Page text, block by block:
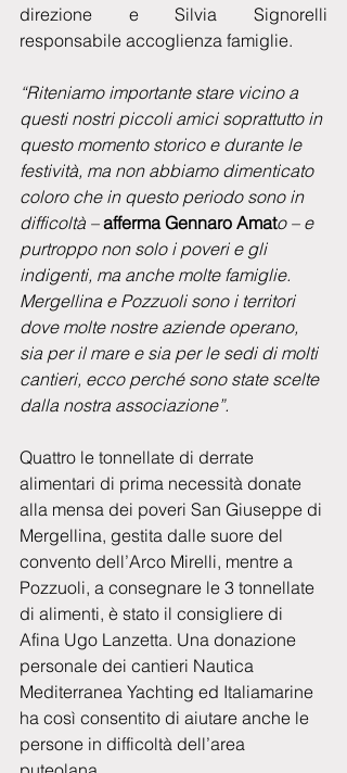
direzione e Silvia Signorelli
responsabile accoglienza famiglie.
“Riteniamo importante stare vicino a
questi nostri piccoli amici soprattutto in
questo momento storico e durante le
festività, ma non abbiamo dimenticato
coloro che in questo periodo sono in
difficoltà – afferma Gennaro Amato – e
purtroppo non solo i poveri e gli
indigenti, ma anche molte famiglie.
Mergellina e Pozzuoli sono i territori
dove molte nostre aziende operano,
sia per il mare e sia per le sedi di molti
cantieri, ecco perché sono state scelte
dalla nostra associazione”.
Quattro le tonnellate di derrate
alimentari di prima necessità donate
alla mensa dei poveri San Giuseppe di
Mergellina, gestita dalle suore del
convento dell’Arco Mirelli, mentre a
Pozzuoli, a consegnare le 3 tonnellate
di alimenti, è stato il consigliere di
Afina Ugo Lanzetta. Una donazione
personale dei cantieri Nautica
Mediterranea Yachting ed Italiamarine
ha così consentito di aiutare anche le
persone in difficoltà dell’area